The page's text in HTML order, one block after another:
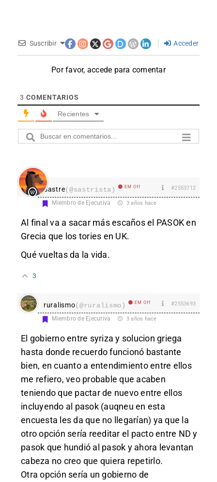
Suscribir Acceder
Por favor, accede para comentar
3 COMENTARIOS
Recientes
Sastre(@sastrista) EM Off #2553712
Miembro de Ejecutiva 3 años hace
Al final va a sacar más escaños el PASOK en
Grecia que los tories en UK.
Qué vueltas da la vida.
3
ruralismo(@ruralismo) EM Off #2553693
Miembro de Ejecutiva 3 años hace
El gobierno entre syriza y solucion griega
hasta donde recuerdo funcionó bastante
bien, en cuanto a entendimiento entre ellos
me refiero, veo probable que acaben
teniendo que pactar de nuevo entre ellos
incluyendo al pasok (auqneu en esta
encuesta les da que no llegarían) ya que la
otro opción sería reeditar el pacto entre ND y
pasok que hundió al pasok y ahora levantan
cabeza no creo que quiera repetirlo.
Otra opción sería un gobierno de